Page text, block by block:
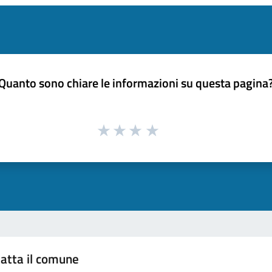
sono chiare le informazioni su questa
il comune